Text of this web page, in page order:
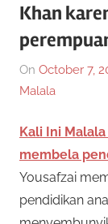
Khan
On October 7,
Malala
Kali Ini
membela
Yousafzai
pendidikan